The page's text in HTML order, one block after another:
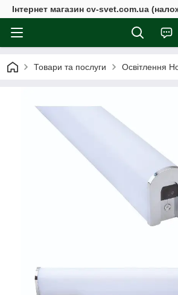
Інтернет магазин cv-svet.com.ua
Товари та послуги Освітлення